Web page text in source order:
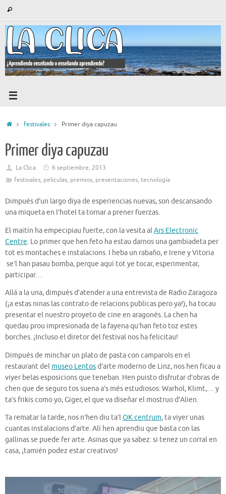
contenido
Buscar
Iniciofestivales Primer diya capuzau
Primer diya capuzau
La Clica
6 septiembre, 2013
festivales, peliculas, premios, presentaciones, tecnología
Dimpués d’un largo diya de esperiencias nuevas, son descansando
una miqueta en l’hotel ta tornar a prener fuerzas.
El maitín ha empecipiau fuerte, con la vesita alArs Electronic
Centre. Lo primer que hen feto ha estau darnos una gambiadeta per
tot es montaches e instalacions. I heba un rabaño, e Irene y Vitoria
se’l han pasau bomba, perque aquí tot ye tocar, esperimentar,
participar…
Allá a la una, dimpués d’atender a una entrevista de Radio Zaragoza
(¡a estas ninas las contrato de relacions publicas pero ya!), ha tocau
presentar el nuestro proyeto de cine en aragonés. La chen ha
quedau prou impresionada de la fayena qu’han feto toz estes
borches. ¡Incluso el diretor del festival nos ha felicitau!
Dimpués de minchar un plato de pasta con camparols en el
restaurant del museo Lentosd’arte moderno de Linz, nos hen ficau a
viyer belas esposicions que teneban. Hen puisto disfrutar d’obras de
chen que de seguro tos suena a’s més estudiosos: Warhol, Klimt,… y
ta’s frikis como yo, Giger, el que va diseñar el mostruo d’Alien.
Ta rematar la tarde, nos n’hen diu ta’lOK centrum, ta viyer unas
cuantas instalacions d’arte. Alí hen aprendiu que basta con las
gallinas se puede fer arte. Asinas que ya sabez: si tenez un corral en
casa, ¡tamién podez estar creativos!